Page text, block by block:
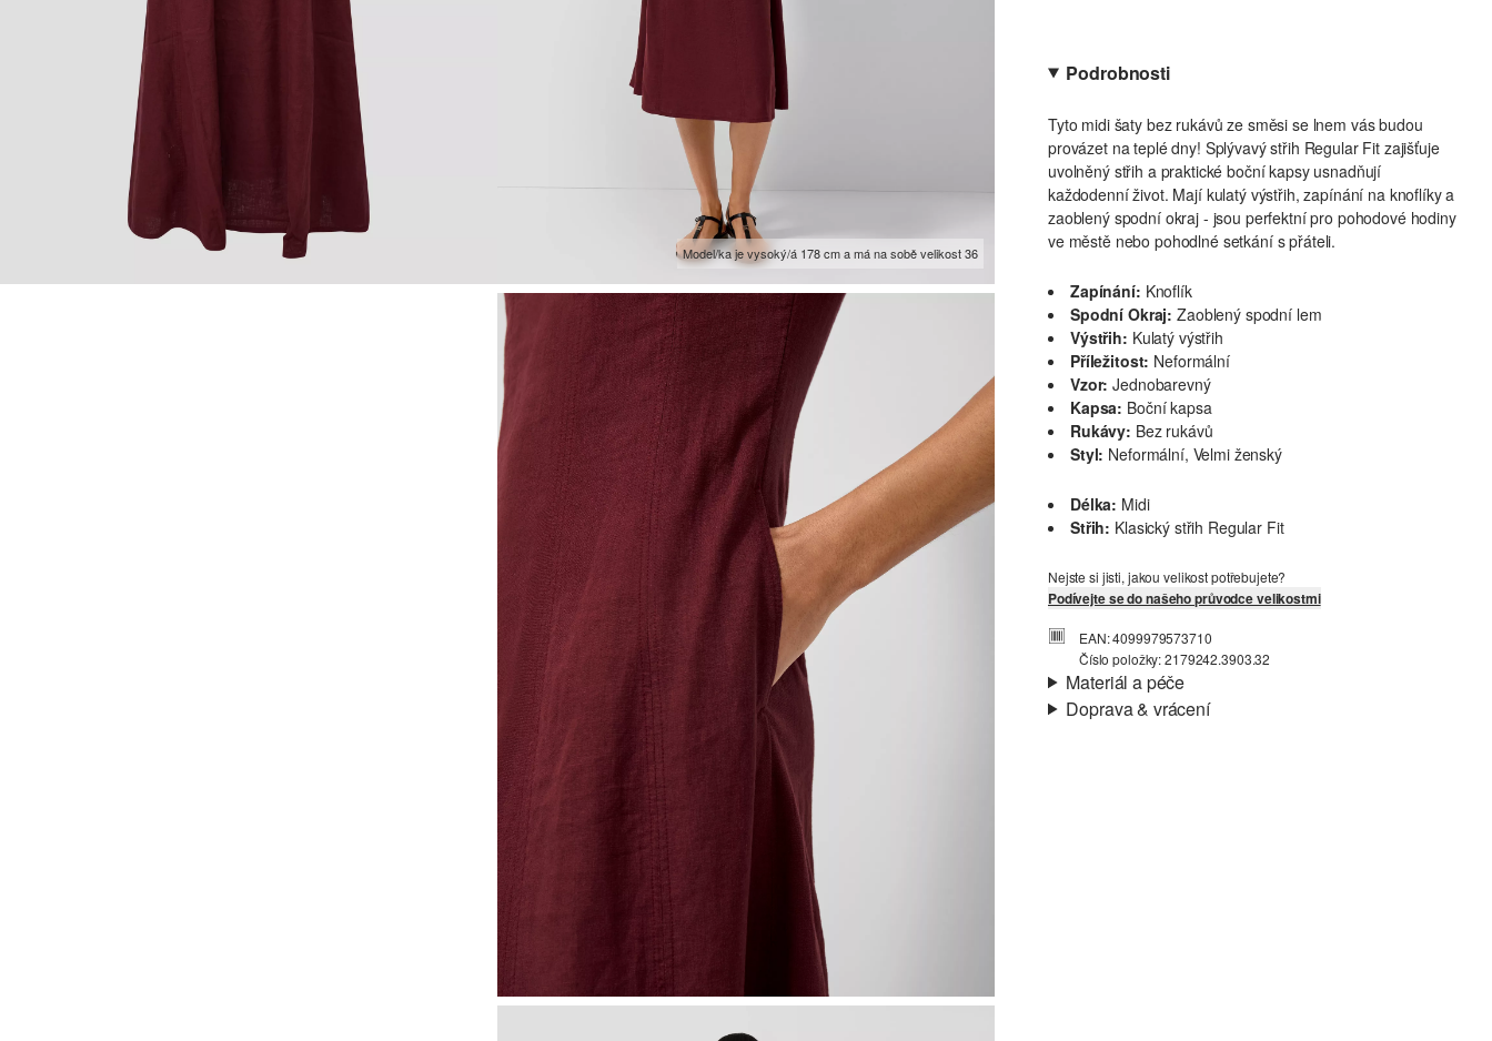
Model/ka je vysoký/á 178 cm a má na sobě velikost 36
Podrobnosti
Tyto midi šaty bez rukávů ze směsi se lnem vás budou
provázet na teplé dny! Splývavý střih Regular Fit zajišťuje
uvolněný střih a praktické boční kapsy usnadňují
každodenní život. Mají kulatý výstřih, zapínání na knoflíky a
zaoblený spodní okraj - jsou perfektní pro pohodové hodiny
ve městě nebo pohodlné setkání s přáteli.
Zapínání: Knoflík
Spodní Okraj: Zaoblený spodní lem
Výstřih: Kulatý výstřih
Příležitost: Neformální
Vzor: Jednobarevný
Kapsa: Boční kapsa
Rukávy: Bez rukávů
Styl: Neformální, Velmi ženský
Délka: Midi
Střih: Klasický střih Regular Fit
Nejste si jisti, jakou velikost potřebujete?
Podívejte se do našeho průvodce velikostmi
EAN: 4099979573710
Číslo položky: 2179242.3903.32
Materiál a péče
Doprava & vrácení